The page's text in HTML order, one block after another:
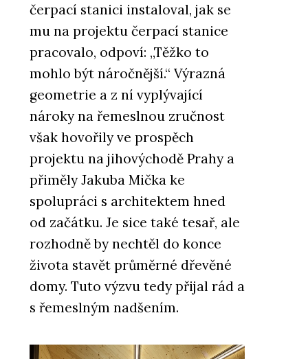
čerpací stanici instaloval, jak se
mu na projektu čerpací stanice
pracovalo, odpoví: „Těžko to
mohlo být náročnější.“ Výrazná
geometrie a z ní vyplývající
nároky na řemeslnou zručnost
však hovořily ve prospěch
projektu na jihovýchodě Prahy a
přiměly Jakuba Mička ke
spolupráci s architektem hned
od začátku. Je sice také tesař, ale
rozhodně by nechtěl do konce
života stavět průměrné dřevěné
domy. Tuto výzvu tedy přijal rád a
s řemeslným nadšením.